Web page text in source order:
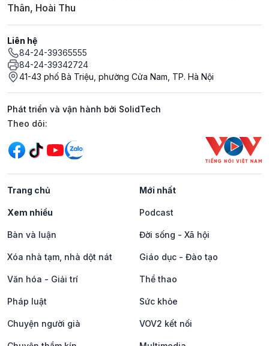
Thân, Hoài Thu
Liên hệ
84-24-39365555
84-24-39342724
41-43 phố Bà Triệu, phường Cửa Nam, TP. Hà Nội
Phát triển và vận hành bởi SolidTech
Mạng xã hội
Theo dõi:
Trang chủ Mới nhất
Xem nhiều Podcast
Bàn và luận Đời sống - Xã hội
Xóa nhà tạm, nhà dột nát Giáo dục - Đào tạo
Văn hóa - Giải trí Thể thao
Pháp luật Sức khỏe
Chuyện người già VOV2 kết nối